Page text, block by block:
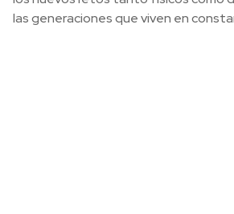
las generaciones que viven en